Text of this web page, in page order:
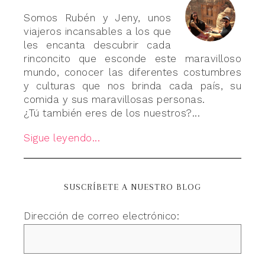
Somos Rubén y Jeny, unos
viajeros incansables a los que
les encanta descubrir cada
rinconcito que esconde este maravilloso
mundo, conocer las diferentes costumbres
y culturas que nos brinda cada país, su
comida y sus maravillosas personas.
¿Tú también eres de los nuestros?...
Sigue leyendo...
SUSCRÍBETE A NUESTRO BLOG
Dirección de correo electrónico: